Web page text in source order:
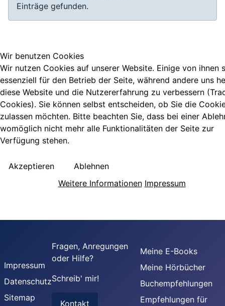
Einträge gefunden.
Impressum
Datenschutz
Sitemap
Fragen, Anregungen
oder Hilfe?
Schreib' mir!
Kontakt
Meine E-Books
Meine Hörbücher
Buchempfehlungen
Empfehlungen für
Wir benutzen Cookies
Wir nutzen Cookies auf unserer Website. Einige von ihnen
essenziell für den Betrieb der Seite, während andere uns
diese Website und die Nutzererfahrung zu verbessern
Cookies). Sie können selbst entscheiden, ob Sie die
zulassen möchten. Bitte beachten Sie, dass bei einer
womöglich nicht mehr alle Funktionalitäten der Seite zur
Verfügung stehen.
Akzeptieren
Ablehnen
Weitere Informationen Impressum